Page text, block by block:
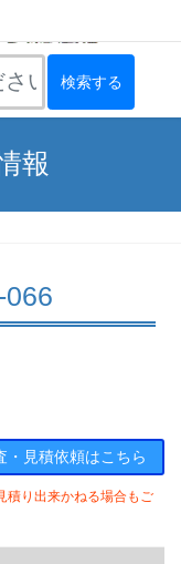
報
066
見積依頼はこちら
積り出来かねる場合もご